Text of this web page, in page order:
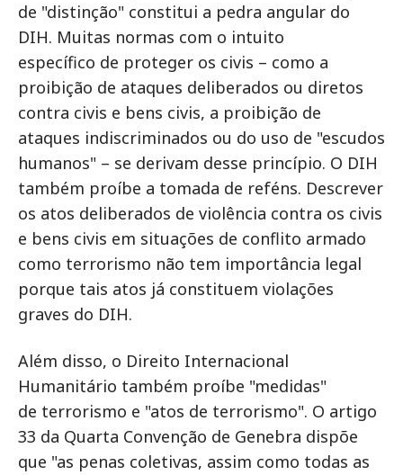
de "distinção" constitui a pedra angular do
DIH. Muitas normas com o intuito
específico de proteger os civis – como a
proibição de ataques deliberados ou diretos
contra civis e bens civis, a proibição de
ataques indiscriminados ou do uso de "escudos
humanos" – se derivam desse princípio. O DIH
também proíbe a tomada de reféns. Descrever
os atos deliberados de violência contra os civis
e bens civis em situações de conflito armado
como terrorismo não tem importância legal
porque tais atos já constituem violações
graves do DIH.
Além disso, o Direito Internacional
Humanitário também proíbe "medidas"
de terrorismo e "atos de terrorismo". O artigo
33 da Quarta Convenção de Genebra dispõe
que "as penas coletivas, assim como todas as